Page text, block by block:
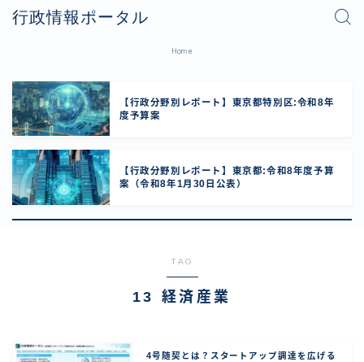
行政情報ポータル
Home
【行政分野別レポート】東京都特別区:令和8年
度予算案
【行政分野別レポート】東京都:令和8年度予算
案（令和8年1月30日公表）
TAG
13 経済産業
4号随契とは？スタートアップ調達を広げる